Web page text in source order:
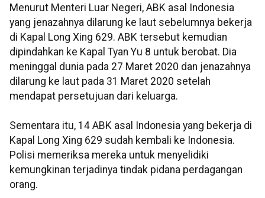
Menurut Menteri Luar Negeri, ABK asal Indonesia
yang jenazahnya dilarung ke laut sebelumnya bekerja
di Kapal Long Xing 629. ABK tersebut kemudian
dipindahkan ke Kapal Tyan Yu 8 untuk berobat. Dia
meninggal dunia pada 27 Maret 2020 dan jenazahnya
dilarung ke laut pada 31 Maret 2020 setelah
mendapat persetujuan dari keluarga.
Sementara itu, 14 ABK asal Indonesia yang bekerja di
Kapal Long Xing 629 sudah kembali ke Indonesia.
Polisi memeriksa mereka untuk menyelidiki
kemungkinan terjadinya tindak pidana perdagangan
orang.